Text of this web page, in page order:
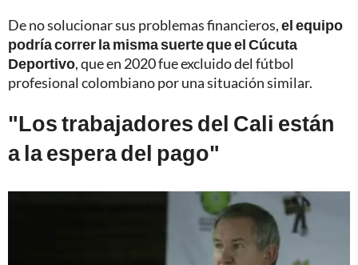
De no solucionar sus problemas financieros,el equipo
podría correr la misma suerte que el Cúcuta
Deportivo, que en 2020 fue excluido del fútbol
profesional colombiano por una situación similar.
"Los trabajadores del Cali están
a la espera del pago"